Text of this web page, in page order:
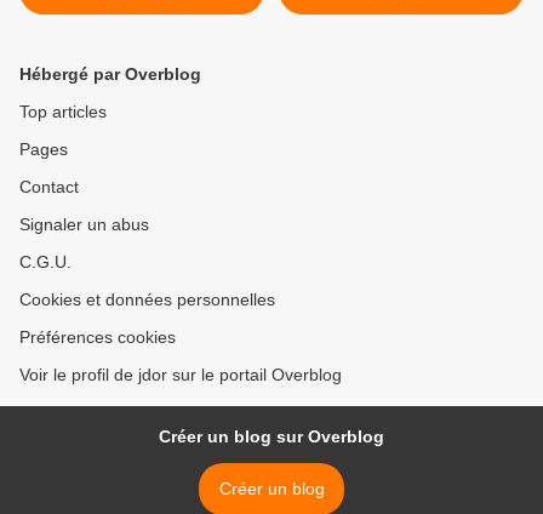
Hébergé par Overblog
Top articles
Pages
Contact
Signaler un abus
C.G.U.
Cookies et données personnelles
Préférences cookies
Voir le profil de jdor sur le portail Overblog
Créer un blog sur Overblog
Créer un blog